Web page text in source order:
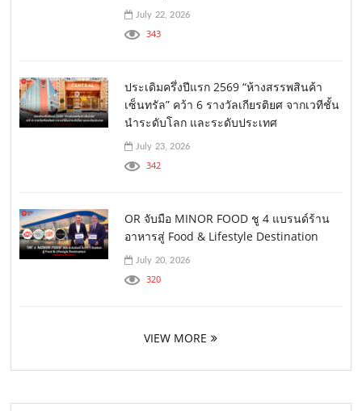
July 22, 2026
343
ประเดิมครึ่งปีแรก 2569 “ห้างสรรพสินค้า
เซ็นทรัล” คว้า 6 รางวัลเกียรติยศ จากเวทีชั้น
นำระดับโลก และระดับประเทศ
July 23, 2026
342
OR จับมือ MINOR FOOD ชู 4 แบรนด์ร้าน
อาหารสู่ Food & Lifestyle Destination
July 20, 2026
320
VIEW MORE